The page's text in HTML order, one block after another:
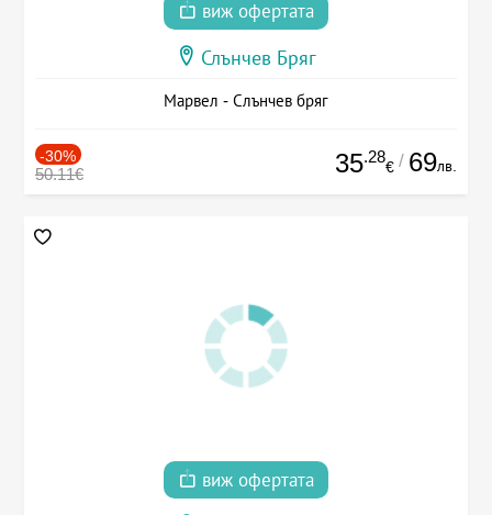
виж офертата
Слънчев Бряг
Марвел - Слънчев бряг
-30%
50.11€ 35.28
€ / 69лв.
виж офертата